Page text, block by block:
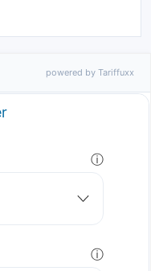
powered by Tariffuxx